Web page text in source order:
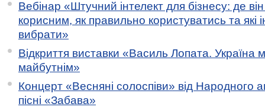
Вебінар «Штучний інтелект для бізнесу: де
корисним, як правильно користуватись та які
вибрати»
Відкриття виставки «Василь Лопата. Україна
майбутнім»
Концерт «Весняні солоспіви» від Народного
пісні «Забава»